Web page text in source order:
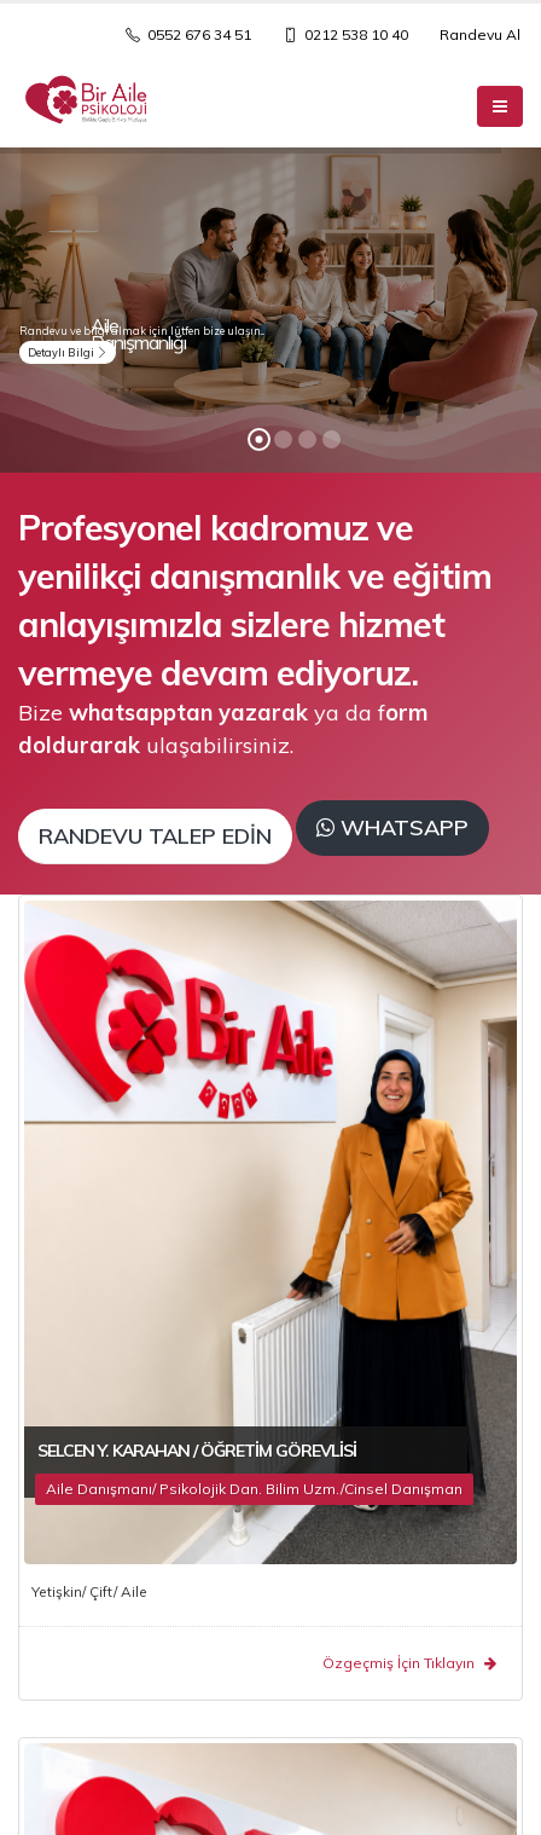
0552 676 34 51 0212 538 10 40 Randevu Al
Çift Danışmanlığı
Profesyonel kadromuz ve
yenilikçi danışmanlık ve eğitim
anlayışımızla sizlere hizmet
vermeye devam ediyoruz.
Bize whatsapptan yazarak ya da form
doldurarak ulaşabilirsiniz.
RANDEVU TALEP EDIN WHATSAPP
SELCEN Y. KARAHAN / ÖĞRETIM GÖREVLISI
Aile Danışmanı/ Psikolojik Dan. Bilim Uzm./Cinsel Danışman
Yetişkin/ Çift/ Aile
Özgeçmiş İçin Tıklayın